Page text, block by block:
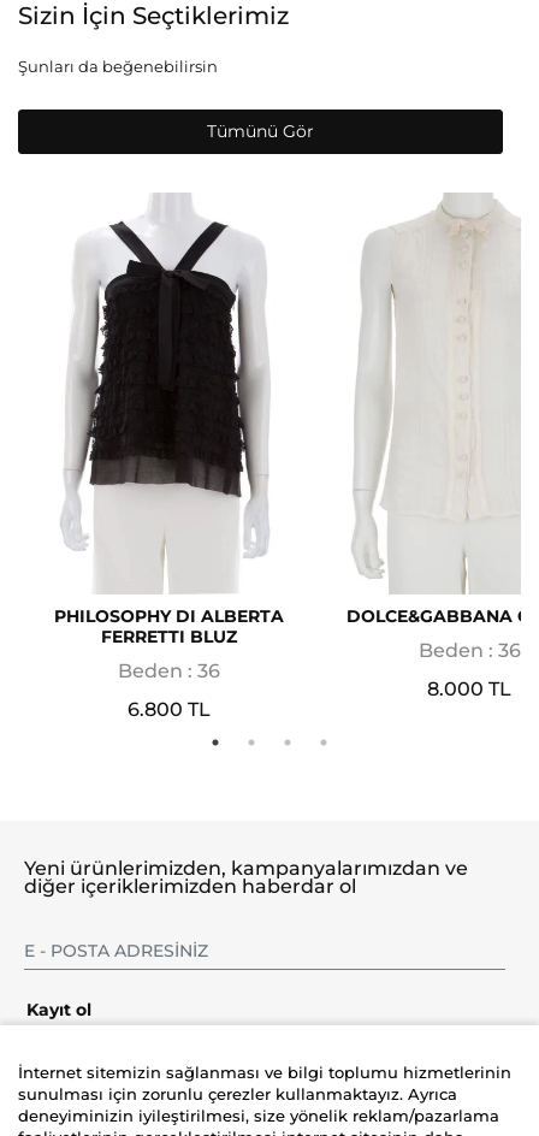
Sizin İçin Seçtiklerimiz
Şunları da beğenebilirsin
Tümünü Gör
PHILOSOPHY DI ALBERTA
FERRETTI BLUZ
Beden : 36
6.800 TL
DOLCE&GABBANA
Beden : 36
8.000 TL
Şirket
Yeni ürünlerimizden, kampanyalarımızdan ve
diğer içeriklerimizden haberdar ol
Kayıt ol
İnternet sitemizin sağlanması ve bilgi toplumu hizmetlerinin
sunulması için zorunlu çerezler kullanmaktayız. Ayrıca
deneyiminizin iyileştirilmesi, size yönelik reklam/pazarlama